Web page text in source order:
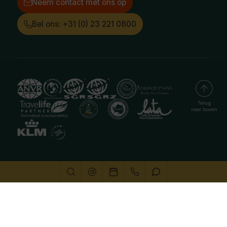
Neem contact met ons op
Bel ons: +31 (0) 23 221 0800